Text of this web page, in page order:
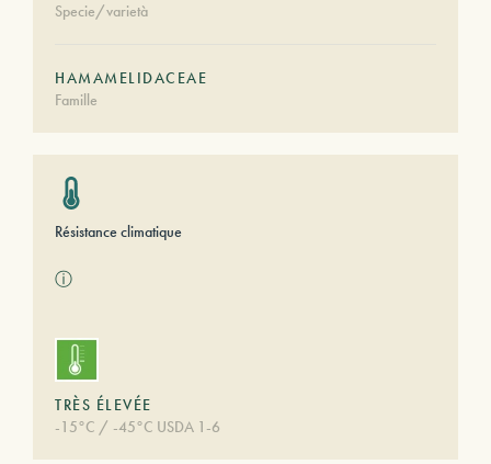
Specie/varietà
HAMAMELIDACEAE
Famille
Résistance climatique
ⓘ
TRÈS ÉLEVÉE
-15°C / -45°C USDA 1-6